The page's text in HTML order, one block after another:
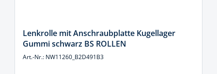
Lenkrolle mit Anschraubplatte Kugellager
Gummi schwarz BS ROLLEN
Art.-Nr.: NW11260_B2D491B3